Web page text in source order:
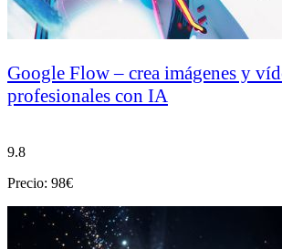
Google Flow – crea imágenes y
profesionales con IA
9.8
Precio: 98€